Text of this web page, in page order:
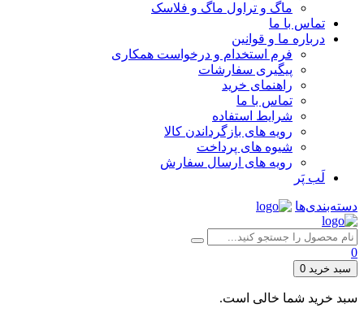
ماگ و تراول ماگ و فلاسک
تماس با ما
درباره ما و قوانین
فرم استخدام و درخواست همکاری
پیگیری سفارشات
راهنمای خرید
تماس با ما
شرایط استفاده
رویه های بازگرداندن کالا
شیوه های پرداخت
رویه های ارسال سفارش
لَب پَر
دسته‌بندی‌ها
0
سبد خرید 0
سبد خرید شما خالی است.